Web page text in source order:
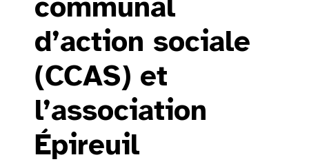
d’action sociale
(CCAS) et
l’association
Épireuil